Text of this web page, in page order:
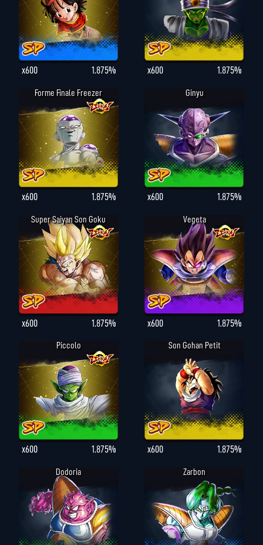
x600 1.875% x600 1.875%
Forme Finale Freezer
x600 1.875%
Ginyu
x600 1.875%
Super Saiyan Son Goku
x600 1.875%
Vegeta
x600 1.875%
Piccolo
x600 1.875%
Son Gohan Petit
x600 1.875%
Dodoria Zarbon